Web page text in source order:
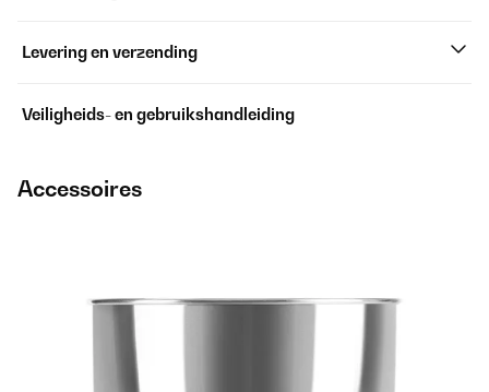
Levering en verzending
Veiligheids- en gebruikshandleiding
Accessoires